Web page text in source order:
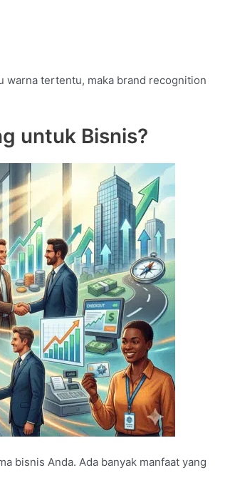
warna tertentu, maka brand recognition
untuk Bisnis?
bisnis Anda. Ada banyak manfaat yang